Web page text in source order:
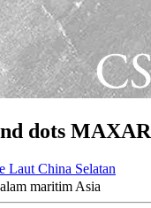
dots MAXAR
Laut China Selatan
maritim Asia